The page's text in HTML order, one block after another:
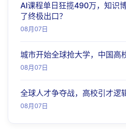
AI课程单日狂揽490万，知识
了终极出口？
08月07日
城市开始全球抢大学，中国高
08月07日
全球人才争夺战，高校引才逻
08月07日